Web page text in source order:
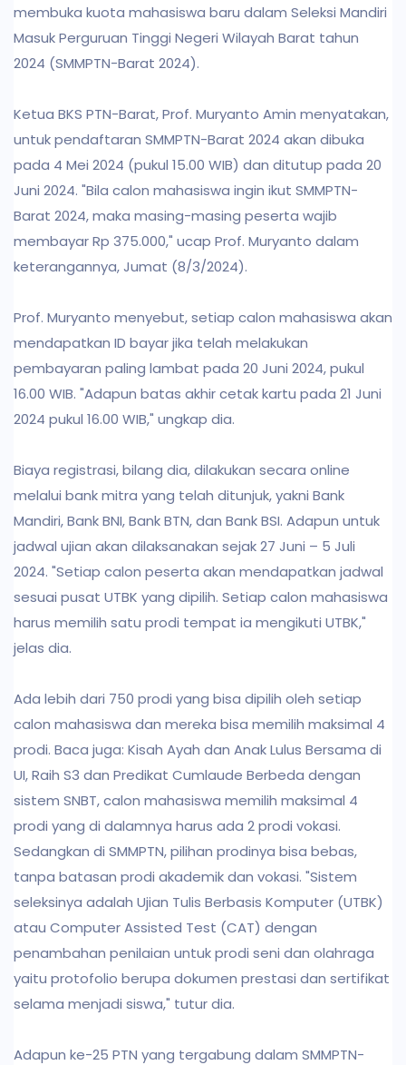
membuka kuota mahasiswa baru dalam Seleksi Mandiri
Masuk Perguruan Tinggi Negeri Wilayah Barat tahun
2024 (SMMPTN-Barat 2024).
Ketua BKS PTN-Barat, Prof. Muryanto Amin menyatakan,
untuk pendaftaran SMMPTN-Barat 2024 akan dibuka
pada 4 Mei 2024 (pukul 15.00 WIB) dan ditutup pada 20
Juni 2024. "Bila calon mahasiswa ingin ikut SMMPTN-
Barat 2024, maka masing-masing peserta wajib
membayar Rp 375.000," ucap Prof. Muryanto dalam
keterangannya, Jumat (8/3/2024).
Prof. Muryanto menyebut, setiap calon mahasiswa akan
mendapatkan ID bayar jika telah melakukan
pembayaran paling lambat pada 20 Juni 2024, pukul
16.00 WIB. "Adapun batas akhir cetak kartu pada 21 Juni
2024 pukul 16.00 WIB," ungkap dia.
Biaya registrasi, bilang dia, dilakukan secara online
melalui bank mitra yang telah ditunjuk, yakni Bank
Mandiri, Bank BNI, Bank BTN, dan Bank BSI. Adapun untuk
jadwal ujian akan dilaksanakan sejak 27 Juni – 5 Juli
2024. "Setiap calon peserta akan mendapatkan jadwal
sesuai pusat UTBK yang dipilih. Setiap calon mahasiswa
harus memilih satu prodi tempat ia mengikuti UTBK,"
jelas dia.
Ada lebih dari 750 prodi yang bisa dipilih oleh setiap
calon mahasiswa dan mereka bisa memilih maksimal 4
prodi. Baca juga: Kisah Ayah dan Anak Lulus Bersama di
UI, Raih S3 dan Predikat Cumlaude Berbeda dengan
sistem SNBT, calon mahasiswa memilih maksimal 4
prodi yang di dalamnya harus ada 2 prodi vokasi.
Sedangkan di SMMPTN, pilihan prodinya bisa bebas,
tanpa batasan prodi akademik dan vokasi. "Sistem
seleksinya adalah Ujian Tulis Berbasis Komputer (UTBK)
atau Computer Assisted Test (CAT) dengan
penambahan penilaian untuk prodi seni dan olahraga
yaitu protofolio berupa dokumen prestasi dan sertifikat
selama menjadi siswa," tutur dia.
Adapun ke-25 PTN yang tergabung dalam SMMPTN-